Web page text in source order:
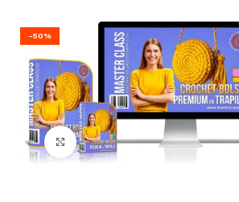
-50%
Click para agrandar